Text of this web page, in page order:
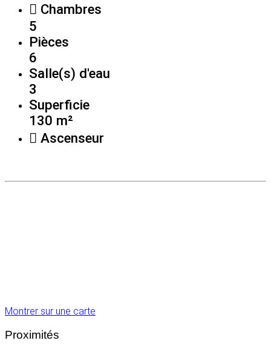
Chambres
5
Pièces
6
Salle(s) d'eau
3
Superficie
130 m²
Ascenseur
Montrer sur une carte
Proximités